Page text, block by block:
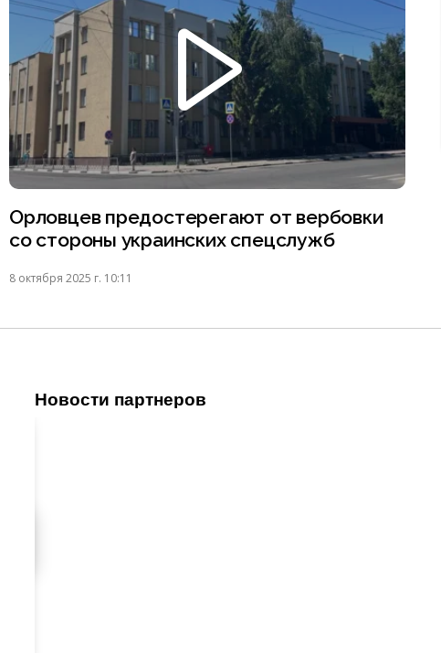
Орловцев предостерегают от вербовки
со стороны украинских спецслужб
8 октября 2025 г. 10:11
Новости партнеров